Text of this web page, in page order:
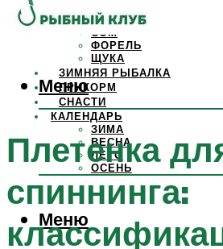
САЗАН
СОМ
ФОРЕЛЬ
ЩУКА
ЗИМНЯЯ РЫБАЛКА
ПРИКОРМ
СНАСТИ
КАЛЕНДАРЬ
ЗИМА
ВЕСНА
ЛЕТО
ОСЕНЬ
Меню
Меню
Плетенка
спиннинга: